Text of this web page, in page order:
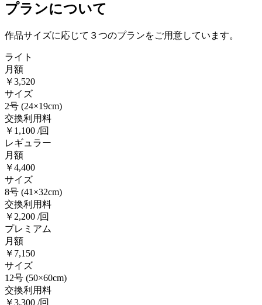
プランについて
作品サイズに応じて３つのプランをご用意しています。
ライト
月額
￥3,520
サイズ
2号 (24×19cm)
交換利用料
￥1,100 /回
レギュラー
月額
￥4,400
サイズ
8号 (41×32cm)
交換利用料
￥2,200 /回
プレミアム
月額
￥7,150
サイズ
12号 (50×60cm)
交換利用料
￥3,300 /回